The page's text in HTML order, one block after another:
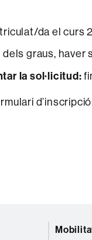
da el curs
dels graus,
la sol·licitud: